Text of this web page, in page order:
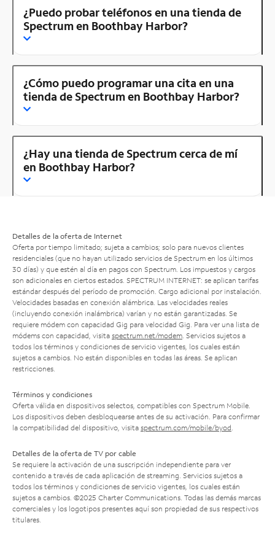
¿Puedo probar teléfonos en una tienda de
Spectrum en Boothbay Harbor?
¿Cómo puedo programar una cita en una
tienda de Spectrum en Boothbay Harbor?
¿Hay una tienda de Spectrum cerca de mí
en Boothbay Harbor?
Detalles de la oferta de Internet
Oferta por tiempo limitado; sujeta a cambios; solo para nuevos clientes
residenciales (que no hayan utilizado servicios de Spectrum en los últimos
30 días) y que estén al día en pagos con Spectrum. Los impuestos y cargos
son adicionales en ciertos estados. SPECTRUM INTERNET: se aplican tarifas
estándar después del período de promoción. Cargo adicional por instalación.
Velocidades basadas en conexión alámbrica. Las velocidades reales
(incluyendo conexión inalámbrica) varían y no están garantizadas. Se
requiere módem con capacidad Gig para velocidad Gig. Para ver una lista de
módems con capacidad, visita spectrum.net/modem . Servicios sujetos a
todos los términos y condiciones de servicio vigentes, los cuales están
sujetos a cambios. No están disponibles en todas las áreas. Se aplican
restricciones.
Términos y condiciones
Oferta válida en dispositivos selectos, compatibles con Spectrum Mobile.
Los dispositivos deben desbloquearse antes de su activación. Para confirmar
la compatibilidad del dispositivo, visita spectrum.com/mobile/byod
Detalles de la oferta de TV por cable
Se requiere la activación de una suscripción independiente para ver
contenido a través de cada aplicación de streaming. Servicios sujetos a
todos los términos y condiciones de servicio vigentes, los cuales están
sujetos a cambios. ©2025 Charter Communications. Todas las demás marcas
comerciales y los logotipos presentes aquí son propiedad de sus respectivos
titulares.